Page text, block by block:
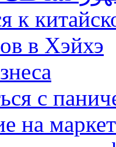
к
в Хэйхэ
с
на